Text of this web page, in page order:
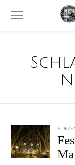
POSTED
ON
6